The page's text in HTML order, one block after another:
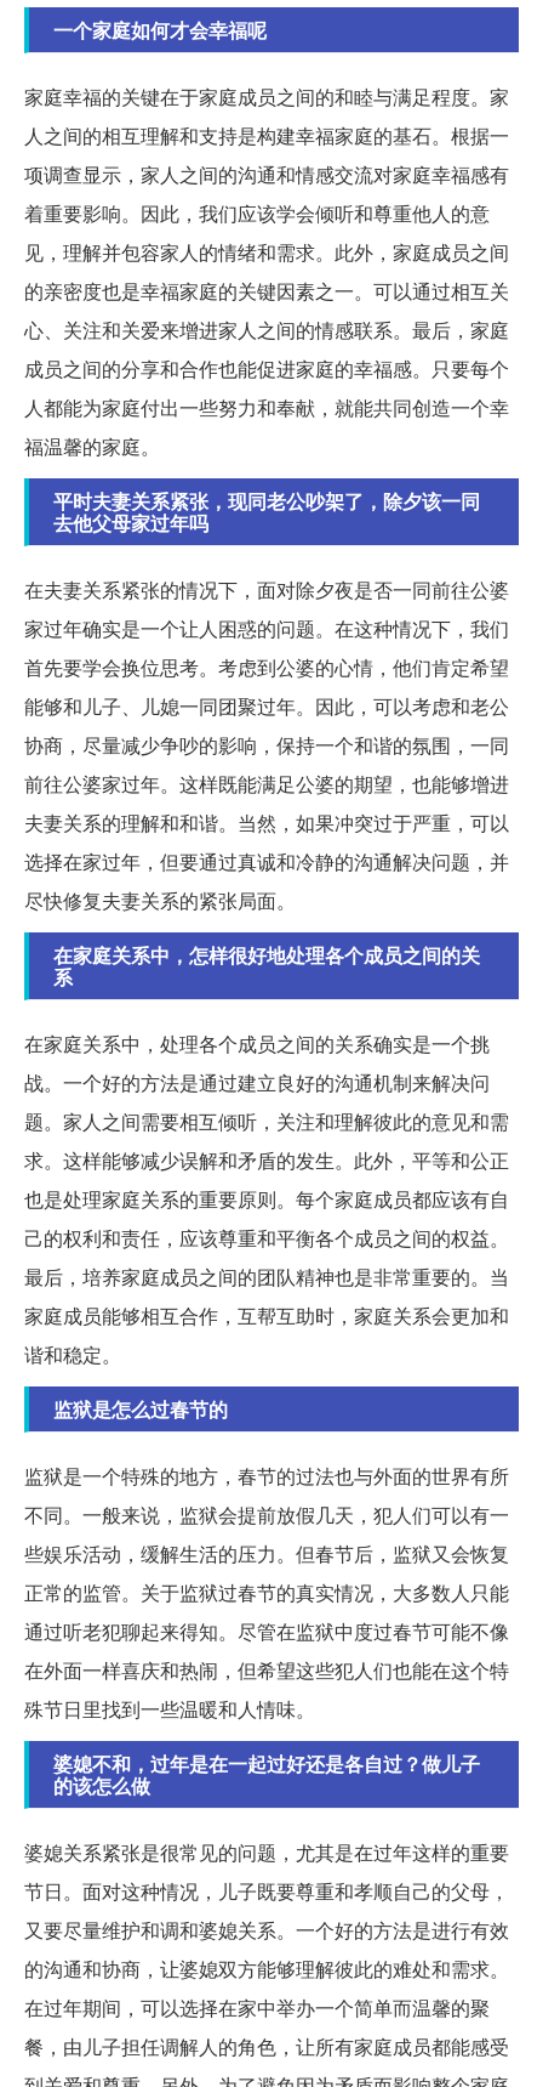
一个家庭如何才会幸福呢
家庭幸福的关键在于家庭成员之间的和睦与满足程度。家
人之间的相互理解和支持是构建幸福家庭的基石。根据一
项调查显示，家人之间的沟通和情感交流对家庭幸福感有
着重要影响。因此，我们应该学会倾听和尊重他人的意
见，理解并包容家人的情绪和需求。此外，家庭成员之间
的亲密度也是幸福家庭的关键因素之一。可以通过相互关
心、关注和关爱来增进家人之间的情感联系。最后，家庭
成员之间的分享和合作也能促进家庭的幸福感。只要每个
人都能为家庭付出一些努力和奉献，就能共同创造一个幸
福温馨的家庭。
平时夫妻关系紧张，现同老公吵架了，除夕该一同
去他父母家过年吗
在夫妻关系紧张的情况下，面对除夕夜是否一同前往公婆
家过年确实是一个让人困惑的问题。在这种情况下，我们
首先要学会换位思考。考虑到公婆的心情，他们肯定希望
能够和儿子、儿媳一同团聚过年。因此，可以考虑和老公
协商，尽量减少争吵的影响，保持一个和谐的氛围，一同
前往公婆家过年。这样既能满足公婆的期望，也能够增进
夫妻关系的理解和和谐。当然，如果冲突过于严重，可以
选择在家过年，但要通过真诚和冷静的沟通解决问题，并
尽快修复夫妻关系的紧张局面。
在家庭关系中，怎样很好地处理各个成员之间的关
系
在家庭关系中，处理各个成员之间的关系确实是一个挑
战。一个好的方法是通过建立良好的沟通机制来解决问
题。家人之间需要相互倾听，关注和理解彼此的意见和需
求。这样能够减少误解和矛盾的发生。此外，平等和公正
也是处理家庭关系的重要原则。每个家庭成员都应该有自
己的权利和责任，应该尊重和平衡各个成员之间的权益。
最后，培养家庭成员之间的团队精神也是非常重要的。当
家庭成员能够相互合作，互帮互助时，家庭关系会更加和
谐和稳定。
监狱是怎么过春节的
监狱是一个特殊的地方，春节的过法也与外面的世界有所
不同。一般来说，监狱会提前放假几天，犯人们可以有一
些娱乐活动，缓解生活的压力。但春节后，监狱又会恢复
正常的监管。关于监狱过春节的真实情况，大多数人只能
通过听老犯聊起来得知。尽管在监狱中度过春节可能不像
在外面一样喜庆和热闹，但希望这些犯人们也能在这个特
殊节日里找到一些温暖和人情味。
婆媳不和，过年是在一起过好还是各自过？做儿子
的该怎么做
婆媳关系紧张是很常见的问题，尤其是在过年这样的重要
节日。面对这种情况，儿子既要尊重和孝顺自己的父母，
又要尽量维护和调和婆媳关系。一个好的方法是进行有效
的沟通和协商，让婆媳双方能够理解彼此的难处和需求。
在过年期间，可以选择在家中举办一个简单而温馨的聚
餐，由儿子担任调解人的角色，让所有家庭成员都能感受